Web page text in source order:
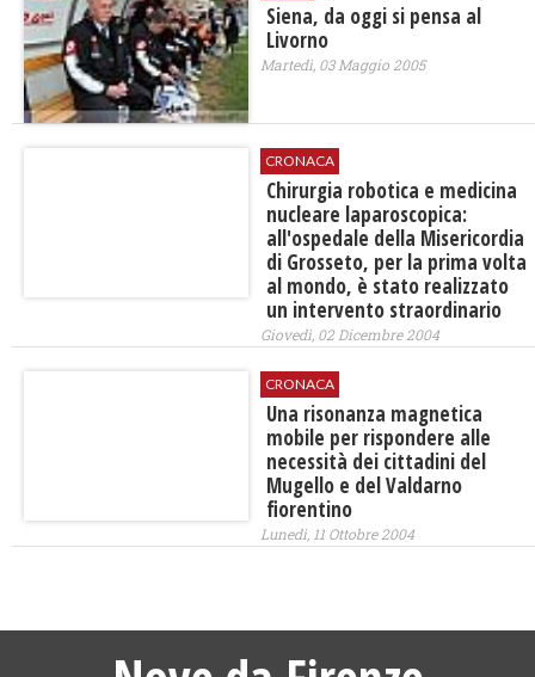
Siena, da oggi si pensa al
Livorno
Martedì, 03 Maggio 2005
CRONACA
Chirurgia robotica e medicina
nucleare laparoscopica:
all'ospedale della Misericordia
di Grosseto, per la prima volta
al mondo, è stato realizzato
un intervento straordinario
Giovedì, 02 Dicembre 2004
CRONACA
Una risonanza magnetica
mobile per rispondere alle
necessità dei cittadini del
Mugello e del Valdarno
fiorentino
Lunedì, 11 Ottobre 2004